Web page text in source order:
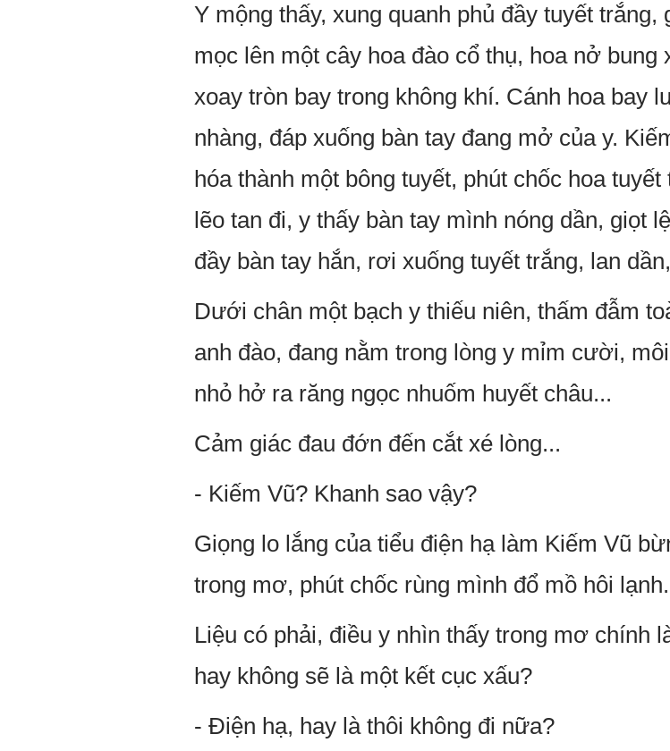
Y mộng thấy, xung quanh phủ đầy tuyết
mọc lên một cây hoa đào cổ thụ, hoa nở bung
xoay tròn bay trong không khí. Cánh hoa bay
nhàng, đáp xuống bàn tay đang mở của y.
hóa thành một bông tuyết, phút chốc hoa
lẽo tan đi, y thấy bàn tay mình nóng dần, giọt
đầy bàn tay hắn, rơi xuống tuyết trắng, lan
Dưới chân một bạch y thiếu niên, thấm đẫm
anh đào, đang nằm trong lòng y mỉm cười,
nhỏ hở ra răng ngọc nhuốm huyết châu...
Cảm giác đau đớn đến cắt xé lòng...
- Kiếm Vũ? Khanh sao vậy?
Giọng lo lắng của tiểu điện hạ làm Kiếm Vũ
trong mơ, phút chốc rùng mình đổ mồ hôi lạnh.
Liệu có phải, điều y nhìn thấy trong mơ chính
hay không sẽ là một kết cục xấu?
- Điện hạ, hay là thôi không đi nữa?